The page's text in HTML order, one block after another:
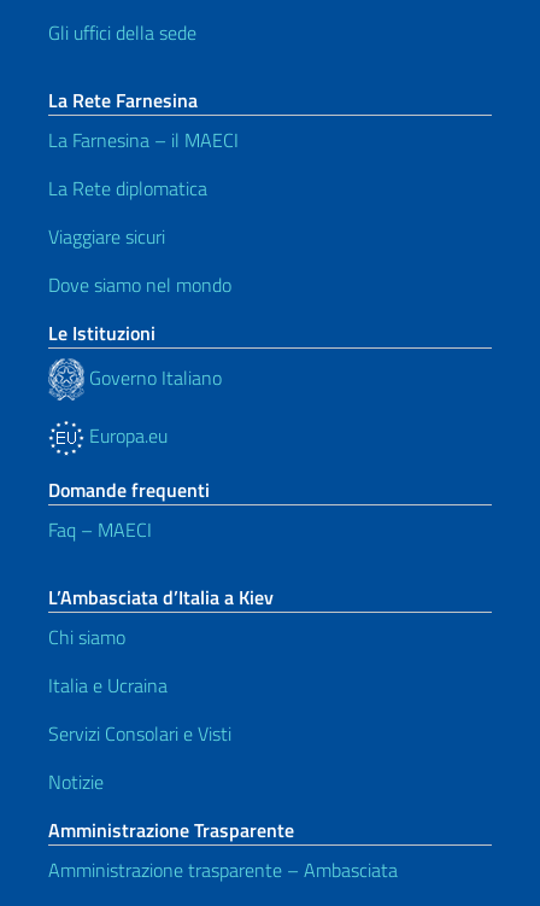
Gli uffici della sede
La Rete Farnesina
La Farnesina – il MAECI
La Rete diplomatica
Viaggiare sicuri
Dove siamo nel mondo
Le Istituzioni
Governo Italiano
Europa.eu
Domande frequenti
Faq – MAECI
L’Ambasciata d’Italia a Kiev
Chi siamo
Italia e Ucraina
Servizi Consolari e Visti
Notizie
Amministrazione Trasparente
Amministrazione trasparente – Ambasciata